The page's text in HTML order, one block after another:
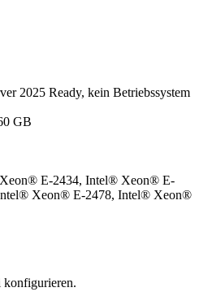
2025 Ready, kein Betriebssystem
GB
E-2434, Intel® Xeon® E-
Xeon® E-2478, Intel® Xeon®
konfigurieren.